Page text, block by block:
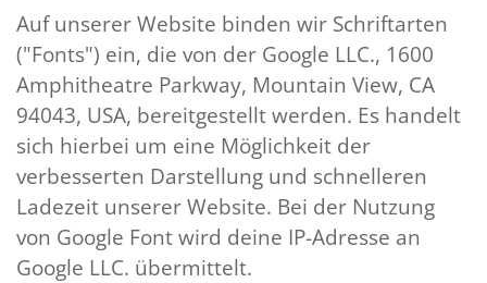
Auf unserer Website binden wir Schriftarten
("Fonts") ein, die von der Google LLC., 1600
Amphitheatre Parkway, Mountain View, CA
94043, USA, bereitgestellt werden. Es handelt
sich hierbei um eine Möglichkeit der
verbesserten Darstellung und schnelleren
Ladezeit unserer Website. Bei der Nutzung
von Google Font wird deine IP-Adresse an
Google LLC. übermittelt.